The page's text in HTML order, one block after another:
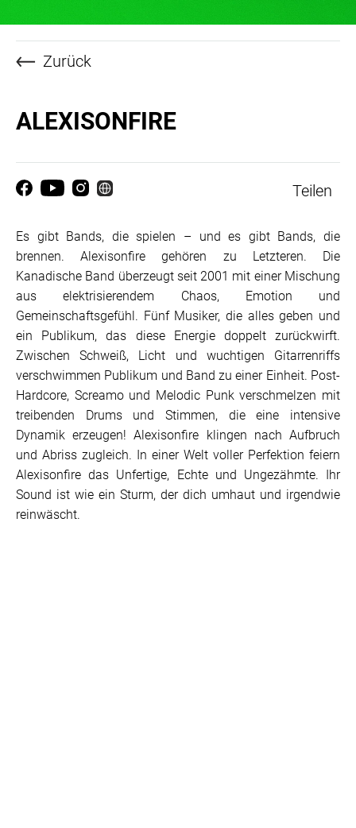
Zurück
ALEXISONFIRE
Teilen
Es gibt Bands, die spielen – und es gibt Bands, die
brennen. Alexisonfire gehören zu Letzteren. Die
Kanadische Band überzeugt seit 2001 mit einer Mischung
aus elektrisierendem Chaos, Emotion und
Gemeinschaftsgefühl. Fünf Musiker, die alles geben und
ein Publikum, das diese Energie doppelt zurückwirft.
Zwischen Schweiß, Licht und wuchtigen Gitarrenriffs
verschwimmen Publikum und Band zu einer Einheit. Post-
Hardcore, Screamo und Melodic Punk verschmelzen mit
treibenden Drums und Stimmen, die eine intensive
Dynamik erzeugen! Alexisonfire klingen nach Aufbruch
und Abriss zugleich. In einer Welt voller Perfektion feiern
Alexisonfire das Unfertige, Echte und Ungezähmte. Ihr
Sound ist wie ein Sturm, der dich umhaut und irgendwie
reinwäscht.